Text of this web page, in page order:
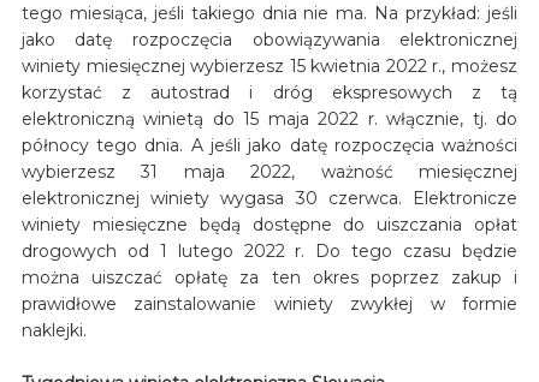
tego miesiąca, jeśli takiego dnia nie ma. Na przykład: jeśli
jako datę rozpoczęcia obowiązywania elektronicznej
winiety miesięcznej wybierzesz 15 kwietnia 2022 r., możesz
korzystać z autostrad i dróg ekspresowych z tą
elektroniczną winietą do 15 maja 2022 r. włącznie, tj. do
północy tego dnia. A jeśli jako datę rozpoczęcia ważności
wybierzesz 31 maja 2022, ważność miesięcznej
elektronicznej winiety wygasa 30 czerwca. Elektronicze
winiety miesięczne będą dostępne do uiszczania opłat
drogowych od 1 lutego 2022 r. Do tego czasu będzie
można uiszczać opłatę za ten okres poprzez zakup i
prawidłowe zainstalowanie winiety zwykłej w formie
naklejki.